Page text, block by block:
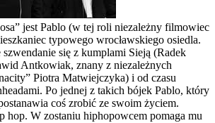
jest Pablo (w tej roli niezależny filmowiec
typowego wrocławskiego osiedla.
szwendanie się z kumplami Sieją (Radek
Antkowiak, znany z niezależnych
Piotra Matwiejczyka) i od czasu
Po jednej z takich bójek Pablo, który
coś zrobić ze swoim życiem.
hop. W zostaniu hiphopowcem pomaga mu